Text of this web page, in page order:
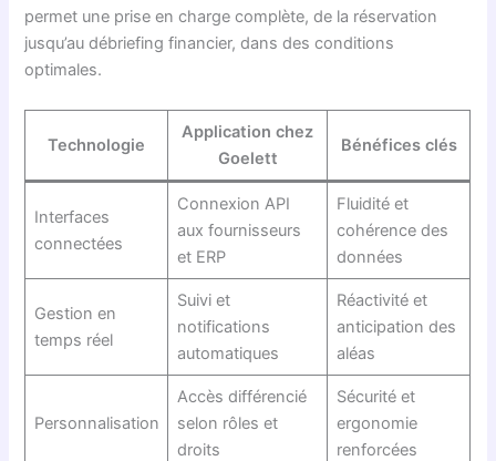
permet une prise en charge complète, de la réservation
jusqu’au débriefing financier, dans des conditions
optimales.
Technologie
Application chez
Goelett
Bénéfices clés
Interfaces
connectées
Connexion API
aux fournisseurs
et ERP
Fluidité et
cohérence des
données
Gestion en
temps réel
Suivi et
notifications
automatiques
Réactivité et
anticipation des
aléas
Personnalisation
Accès différencié
selon rôles et
droits
Sécurité et
ergonomie
renforcées